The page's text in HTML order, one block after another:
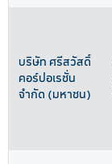
บริษัท ศรีสวัสดิ์
คอร์ปอเรชั่น
จำกัด (มหาชน)